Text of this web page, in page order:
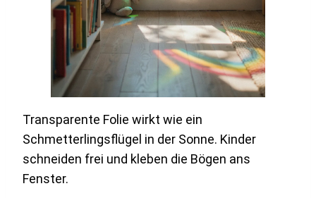
Transparente Folie wirkt wie ein
Schmetterlingsflügel in der Sonne. Kinder
schneiden frei und kleben die Bögen ans
Fenster.